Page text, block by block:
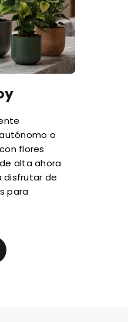
o
flores
alta ahora
disfrutar de
para